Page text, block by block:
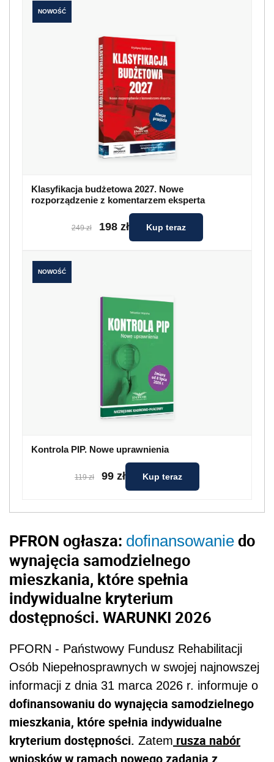
NOWOŚĆ
Klasyfikacja budżetowa 2027. Nowe
rozporządzenie z komentarzem eksperta
249 zł 198 zł Kup teraz
NOWOŚĆ
Kontrola PIP. Nowe uprawnienia
119 zł 99 zł Kup teraz
PFRON ogłasza: dofinansowanie do
wynajęcia samodzielnego
mieszkania, które spełnia
indywidualne kryterium
dostępności. WARUNKI 2026
PFORN - Państwowy Fundusz Rehabilitacji
Osób Niepełnosprawnych w swojej najnowszej
informacji z dnia 31 marca 2026 r. informuje o
dofinansowaniu do wynajęcia samodzielnego
mieszkania, które spełnia indywidualne
kryterium dostępności. Zatem rusza nabór